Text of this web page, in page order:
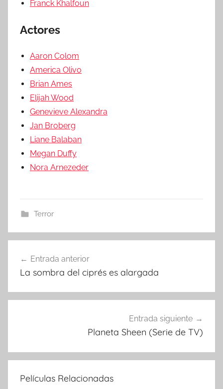
Franck Khalfoun
Actores
Aaron Colom
America Olivo
Brian Ames
Elijah Wood
Genevieve Alexandra
Jan Broberg
Liane Balaban
Megan Duffy
Nora Arnezeder
Terror
Navegación
de
entradas
Entrada anterior
La sombra del ciprés es alargada
Entrada siguiente
Planeta Sheen (Serie de TV)
Películas Relacionadas